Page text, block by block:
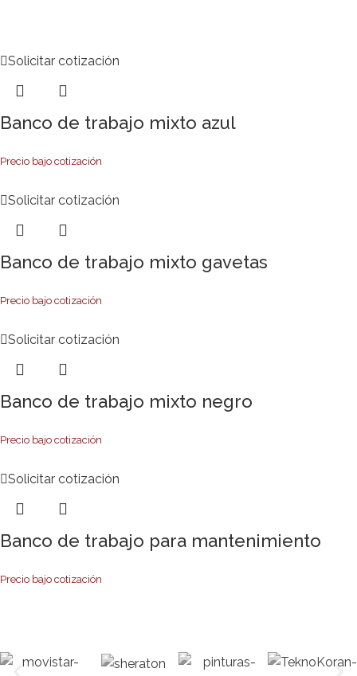
Solicitar cotización
Banco de trabajo mixto azul
Precio bajo cotización
Solicitar cotización
Banco de trabajo mixto gavetas
Precio bajo cotización
Solicitar cotización
Banco de trabajo mixto negro
Precio bajo cotización
Solicitar cotización
Banco de trabajo para mantenimiento
Precio bajo cotización